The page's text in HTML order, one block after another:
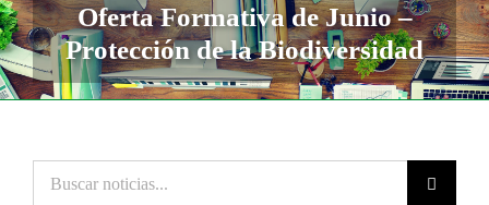
Oferta Formativa de Junio –
Protección de la Biodiversidad
noticias...